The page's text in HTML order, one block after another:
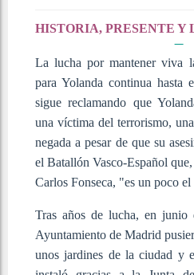
HISTORIA, PRESENTE Y
La lucha por mantener viva
para Yolanda continua
sigue reclamando que
una víctima del terrorismo,
negada a pesar de que su
el Batallón Vasco-Español
Carlos Fonseca, "es un poco
Tras años de lucha, en
Ayuntamiento de Madrid
unos jardines de la ciudad y